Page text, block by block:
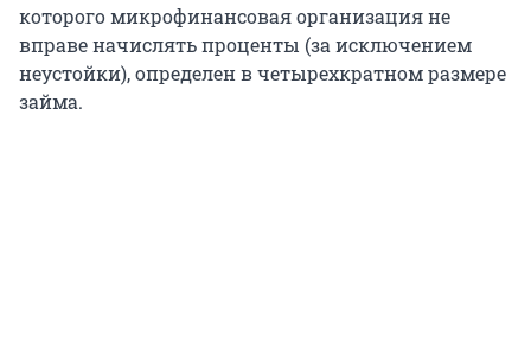
которого микрофинансовая организация не
вправе начислять проценты (за исключением
неустойки), определен в четырехкратном размере
займа.